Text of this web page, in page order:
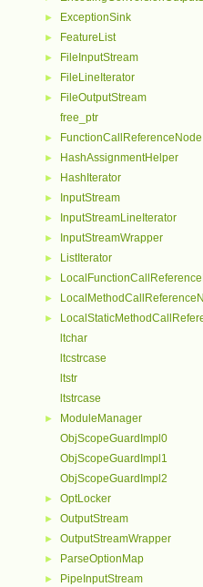
► ExceptionSink
► FeatureList
► FileInputStream
► FileLineIterator
►
FileOutputStream
free_ptr
► FunctionCallReferenceNode
► HashAssignmentHelper
► HashIterator
► InputStream
► InputStreamLineIterator
► InputStreamWrapper
► ListIterator
►
►
►
ltchar
ltcstrcase
ltstr
ltstrcase
►
ModuleManager
ObjScopeGuardImpl0
ObjScopeGuardImpl1
ObjScopeGuardImpl2
► OptLocker
► OutputStream
► OutputStreamWrapper
► ParseOptionMap
► PipeInputStream